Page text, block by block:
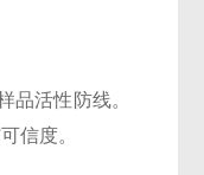
活性防线。
信度。